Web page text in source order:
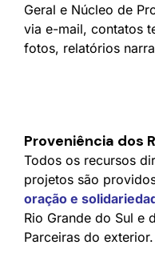
Geral e Núcleo de
via e-mail, contatos
fotos, relatórios
Proveniência dos
Todos os recursos
projetos são
oração e
Rio Grande do Sul e
Parceiras do exterior.